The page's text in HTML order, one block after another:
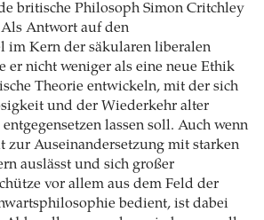
britische Philosoph Simon Critchley
Antwort auf den
im Kern der säkularen liberalen
er nicht weniger als eine neue Ethik
Theorie entwickeln, mit der sich
und der Wiederkehr alter
lassen soll. Auch wenn
zur Auseinandersetzung mit starken
auslässt und sich großer
vor allem aus dem Feld der
bedient, ist dabei